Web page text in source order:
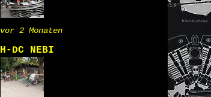
vor 2 Monaten
H-DC NEBI